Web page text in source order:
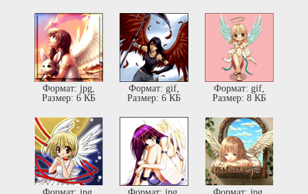
Формат: jpg,
Размер: 6 КБ
Формат: gif,
Размер: 6 КБ
Формат: gif,
Размер: 8 КБ